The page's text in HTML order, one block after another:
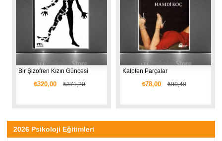
Bir Şizofren Kızın Güncesi
₺320,00 ₺371,20
Kalpten Parçalar
₺78,00 ₺90,48
2026 Psikoloji Eğitimleri